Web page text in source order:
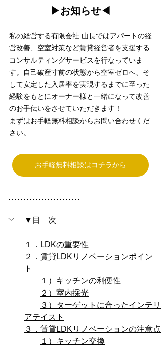
▶︎お知らせ◀︎
私の経営する有限会社 山長ではアパートの経
営改善、空室対策など賃貸経営者を支援する
コンサルティングサービスを行なっていま
す。自己破産寸前の状態から空室ゼロへ、そ
して安定した入居率を実現するまでに至った
経験をもとにオーナー様と一緒になって改善
のお手伝いをさせていただきます！
まずはお手軽無料相談からお問い合わせくだ
さい。
お手軽無料相談はコチラから
▼目　次
１．LDKの重要性
２．賃貸LDKリノベーションポイン
ト
１）キッチンの利便性
２）室内採光
３）ターゲットに合ったインテリ
アテイスト
３．賃貸LDKリノベーションの注意点
１）キッチン交換